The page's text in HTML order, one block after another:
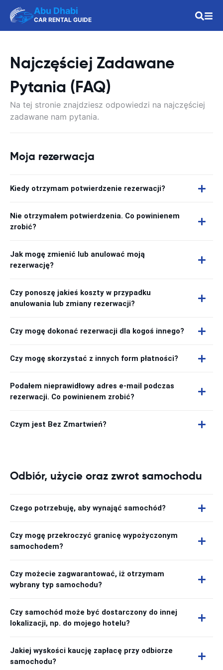
Abu Dhabi
CAR RENTAL GUIDE
Najczęściej Zadawane
Pytania (FAQ)
Na tej stronie znajdziesz odpowiedzi na najczęściej
zadawane nam pytania.
Moja rezerwacja
Kiedy otrzymam potwierdzenie rezerwacji?
Nie otrzymałem potwierdzenia. Co powinienem
zrobić?
Jak mogę zmienić lub anulować moją
rezerwację?
Czy ponoszę jakieś koszty w przypadku
anulowania lub zmiany rezerwacji?
Czy mogę dokonać rezerwacji dla kogoś innego?
Czy mogę skorzystać z innych form płatności?
Podałem nieprawidłowy adres e-mail podczas
rezerwacji. Co powinienem zrobić?
Czym jest Bez Zmartwień?
Odbiór, użycie oraz zwrot samochodu
Czego potrzebuję, aby wynająć samochód?
Czy mogę przekroczyć granicę wypożyczonym
samochodem?
Czy możecie zagwarantować, iż otrzymam
wybrany typ samochodu?
Czy samochód może być dostarczony do innej
lokalizacji, np. do mojego hotelu?
Jakiej wyskości kaucję zapłacę przy odbiorze
samochodu?